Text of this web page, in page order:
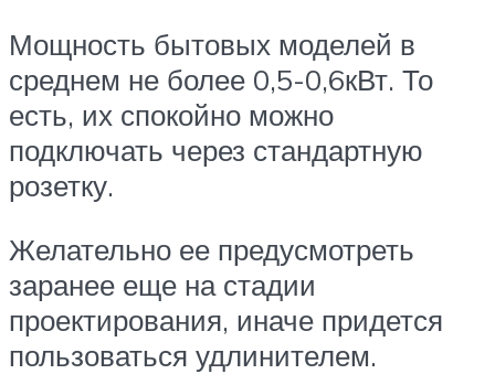
Мощность бытовых моделей в
среднем не более 0,5-0,6кВт. То
есть, их спокойно можно
подключать через стандартную
розетку.
Желательно ее предусмотреть
заранее еще на стадии
проектирования, иначе придется
пользоваться удлинителем.